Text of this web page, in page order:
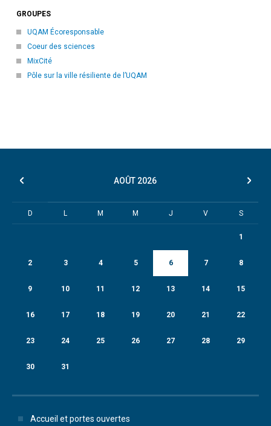
GROUPES
UQAM Écoresponsable
Coeur des sciences
MixCité
Pôle sur la ville résiliente de l’UQAM
AOÛT 2026
D L M M J V S
1
2 3 4 5 6 7 8
9 10 11 12 13 14 15
16 17 18 19 20 21 22
23 24 25 26 27 28 29
30 31
Accueil et portes ouvertes